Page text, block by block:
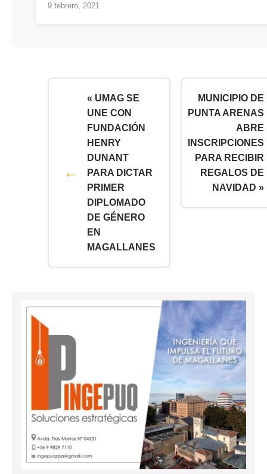
9 febrero, 2021
« UMAG SE
UNE CON
FUNDACIÓN
HENRY
DUNANT
PARA DICTAR
PRIMER
DIPLOMADO
DE GÉNERO
EN
MAGALLANES
MUNICIPIO DE
PUNTA ARENAS
ABRE
INSCRIPCIONES
PARA RECIBIR
REGALOS DE
NAVIDAD »